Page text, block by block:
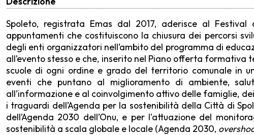
Spoleto, registrata Emas dal 2017, aderisce al Festival
appuntamenti che costituiscono la chiusura dei percorsi
degli enti organizzatori nell’ambito del programma di
all’evento stesso e che, inserito nel Piano offerta
scuole di ogni ordine e grado del territorio comunale in
eventi che puntano al miglioramento di ambiente,
all’informazione e al coinvolgimento attivo delle famiglie,
i traguardi dell’Agenda per la sostenibilità della Città di
dell’Agenda 2030 dell’Onu, e per l'attuazione del
sostenibilità a scala globale e locale (Agenda 2030,